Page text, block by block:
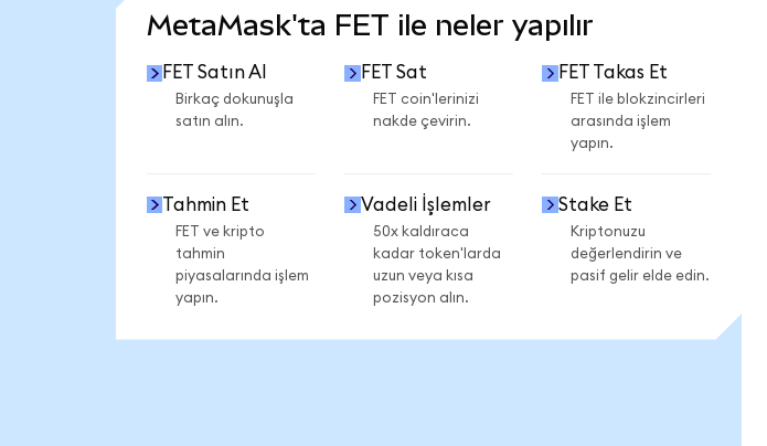
MetaMask'ta FET ile neler yapılır
FET Satın Al
Birkaç dokunuşla
satın alın.
FET Sat
FET coin'lerinizi
nakde çevirin.
FET Takas Et
FET ile blokzincirleri
arasında işlem
yapın.
Tahmin Et
FET ve kripto
tahmin
piyasalarında işlem
yapın.
Vadeli İşlemler
50x kaldıraca
kadar token'larda
uzun veya kısa
pozisyon alın.
Stake Et
Kriptonuzu
değerlendirin ve
pasif gelir elde edin.